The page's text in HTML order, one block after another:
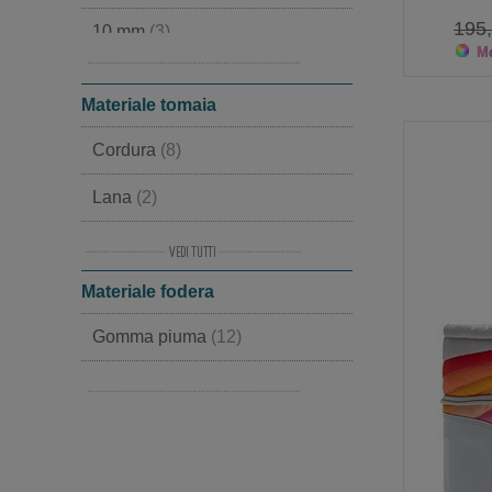
27 (5)
28
30 (7)
31
10 mm (3)
Materiale tomaia
Cordura (8)
Lana (2)
Similpelle e Cordura
Tessuto (1)
Similpelle(1)
Materiale fodera
Gomma piuma (12)